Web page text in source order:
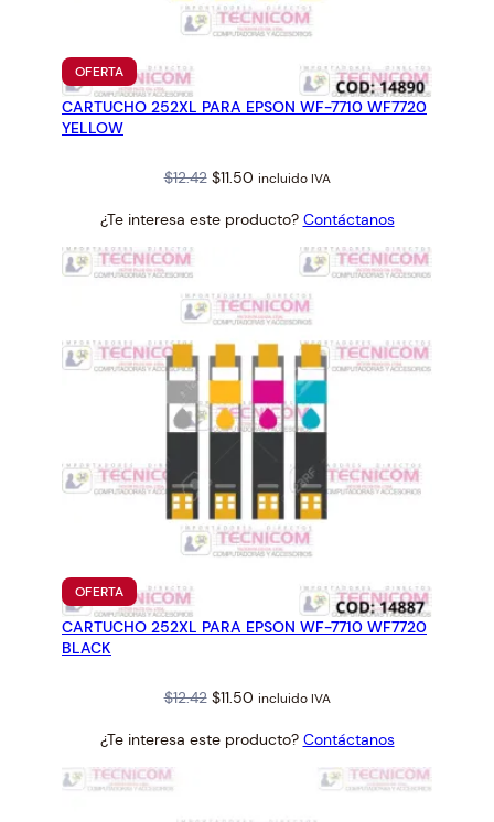
t
i
d
a
OFERTAPRODUCTO
EN
OFERTA
CARTUCHO 252XL PARA EPSON WF-7710 WF7720
YELLOW
$12.42 Original
was:
$11.50Current
is:
incluido IVA
¿Te interesa este producto? Contáctanos
OFERTAPRODUCTO
EN
OFERTA
CARTUCHO 252XL PARA EPSON WF-7710 WF7720
BLACK
$12.42 Original
was:
$11.50Current
is:
incluido IVA
¿Te interesa este producto? Contáctanos